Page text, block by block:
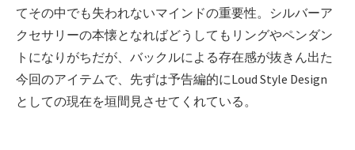
てその中でも失われないマインドの重要性。シルバーア
クセサリーの本懐となればどうしてもリングやペンダン
トになりがちだが、バックルによる存在感が抜きん出た
今回のアイテムで、先ずは予告編的にLoud Style Design
としての現在を垣間見させてくれている。